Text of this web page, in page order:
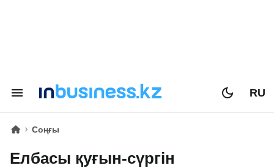
RU
Соңғы
Елбасы қуғын-сүргін